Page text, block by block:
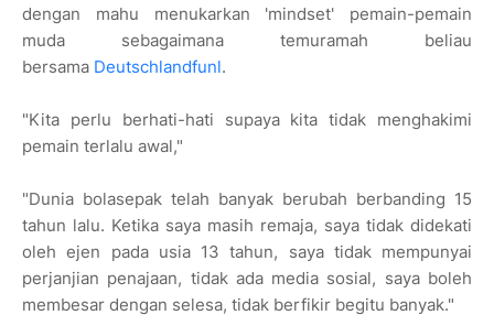
dengan mahu menukarkan 'mindset' pemain-pemain
muda sebagaimana temuramah beliau
bersama Deutschlandfunl.
"Kita perlu berhati-hati supaya kita tidak menghakimi
pemain terlalu awal,"
"Dunia bolasepak telah banyak berubah berbanding 15
tahun lalu. Ketika saya masih remaja, saya tidak didekati
oleh ejen pada usia 13 tahun, saya tidak mempunyai
perjanjian penajaan, tidak ada media sosial, saya boleh
membesar dengan selesa, tidak berfikir begitu banyak."